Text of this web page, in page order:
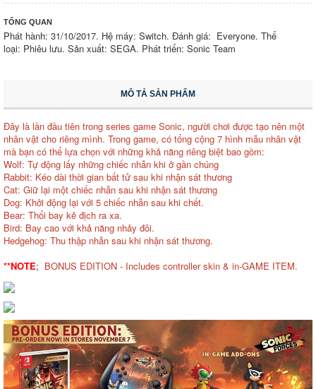
TỔNG QUAN
Phát hành: 31/10/2017. Hệ máy: Switch. Đánh giá: Everyone. Thể
loại: Phiêu lưu. Sản xuất: SEGA. Phát triển: Sonic Team
MÔ TẢ SẢN PHẨM
Đây là lần đầu tiên trong series game Sonic, người chơi được tạo nên một
nhân vật cho riêng mình. Trong game, có tổng cộng 7 hình mẫu nhân vật
mà bạn có thể lựa chọn với những khả năng riêng biệt bao gồm:
Wolf: Tự động lấy những chiếc nhẫn khi ở gần chúng
Rabbit: Kéo dài thời gian bất tử sau khi nhận sát thương
Cat: Giữ lại một chiếc nhẫn sau khi nhận sát thương
Dog: Khởi động lại với 5 chiếc nhẫn sau khi chết.
Bear: Thổi bay kẻ địch ra xa.
Bird: Bay cao với khả năng nhảy đôi.
Hedgehog: Thu thập nhẫn sau khi nhận sát thương.
**NOTE; BONUS EDITION - Includes controller skin & in-GAME ITEM.